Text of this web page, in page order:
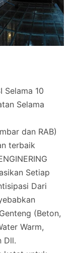
Selama 10
Selama
dan RAB)
terbaik
Setiap
Dari
(Beton,
Warm,
Dll.